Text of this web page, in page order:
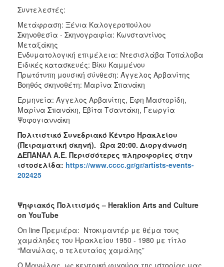
Συντελεστές:
Μετάφραση: Ξένια Καλογεροπούλου
Σκηνοθεσία - Σκηνογραφία: Κωνσταντίνος
Μεταξάκης
Eνδυματολογική επιμέλεια: Ντεσισλάβα Τοπάλοβα
Ειδικές κατασκευές: Βίκυ Καμμένου
Πρωτότυπη μουσική σύνθεση: Άγγελος Αρβανίτης
Βοηθός σκηνοθέτη: Μαρίνα Σπανάκη
Ερμηνεία: Άγγελος Αρβανίτης, Έφη Μαστορίδη,
Μαρίνα Σπανάκη, Εβίτα Τσαντάκη, Γεωργία
Ψοφογιαννάκη
Πολιτιστικό Συνεδριακό Κέντρο Ηρακλείου
(Πειραματική σκηνή). Ώρα 20:00. Διοργάνωση
ΔΕΠΑΝΑΛ Α.Ε. Περισσότερες πληροφορίες στην
ιστοσελίδα: https://www.cccc.gr/gr/artists-events-
202425
Ψηφιακός Πολιτισμός – Heraklion Arts and Culture
on YouTube
On line Πρεμιέρα: Ντοκιμαντέρ με θέμα τους
χαμάληδες του Ηρακλείου 1950 - 1980 με τίτλο
“Μανώλας, ο τελευταίος χαμάλης”
Ο Μανώλας, ως κεντρική φιγούρα της ιστορίας μας,